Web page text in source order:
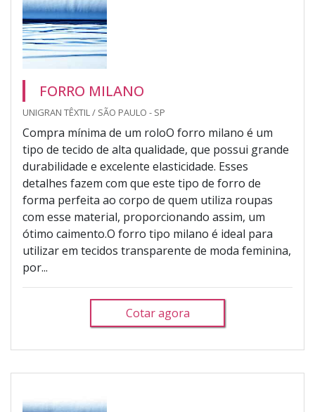
FORRO MILANO
UNIGRAN TÊXTIL / SÃO PAULO - SP
Compra mínima de um roloO forro milano é um
tipo de tecido de alta qualidade, que possui grande
durabilidade e excelente elasticidade. Esses
detalhes fazem com que este tipo de forro de
forma perfeita ao corpo de quem utiliza roupas
com esse material, proporcionando assim, um
ótimo caimento.O forro tipo milano é ideal para
utilizar em tecidos transparente de moda feminina,
por...
Cotar agora